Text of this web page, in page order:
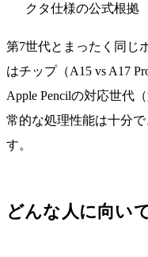
クタ仕様の公式根拠
第7世代とまったく同じ
はチップ（A15 vs A17
Apple Pencilの対応世代
常的な処理性能は十分
す。
どんな人に向い